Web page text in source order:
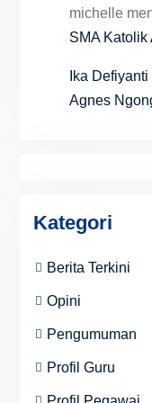
michelle
SMA Katolik
Ika Defiyanti
Agnes
Kategori
Berita Terkini
Opini
Pengumuman
Profil Guru